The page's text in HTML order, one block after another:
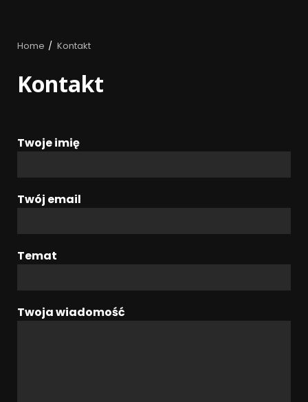
Home Kontakt
Kontakt
Twoje imię
Twój email
Temat
Twoja wiadomość